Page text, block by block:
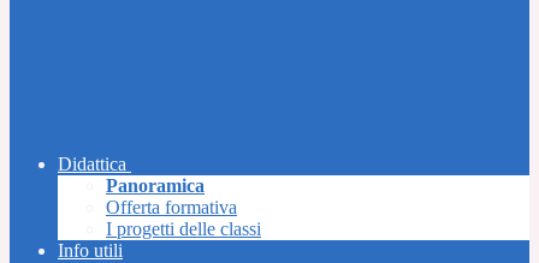
Didattica
Panoramica
Offerta formativa
I progetti delle classi
Info utili